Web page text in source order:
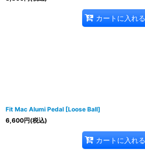
カートに入れる
Fit Mac Alumi Pedal [Loose Ball]
6,600円(税込)
カートに入れる